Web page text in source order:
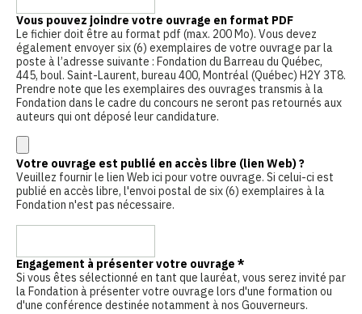
Vous pouvez joindre votre ouvrage en format PDF
Le fichier doit être au format pdf (max. 200 Mo). Vous devez
également envoyer six (6) exemplaires de votre ouvrage par la
poste à l’adresse suivante : Fondation du Barreau du Québec,
445, boul. Saint-Laurent, bureau 400, Montréal (Québec) H2Y 3T8.
Prendre note que les exemplaires des ouvrages transmis à la
Fondation dans le cadre du concours ne seront pas retournés aux
auteurs qui ont déposé leur candidature.
Votre ouvrage est publié en accès libre (lien Web) ?
Veuillez fournir le lien Web ici pour votre ouvrage. Si celui-ci est
publié en accès libre, l'envoi postal de six (6) exemplaires à la
Fondation n'est pas nécessaire.
Engagement à présenter votre ouvrage *
Si vous êtes sélectionné en tant que lauréat, vous serez invité par
la Fondation à présenter votre ouvrage lors d'une formation ou
d'une conférence destinée notamment à nos Gouverneurs.